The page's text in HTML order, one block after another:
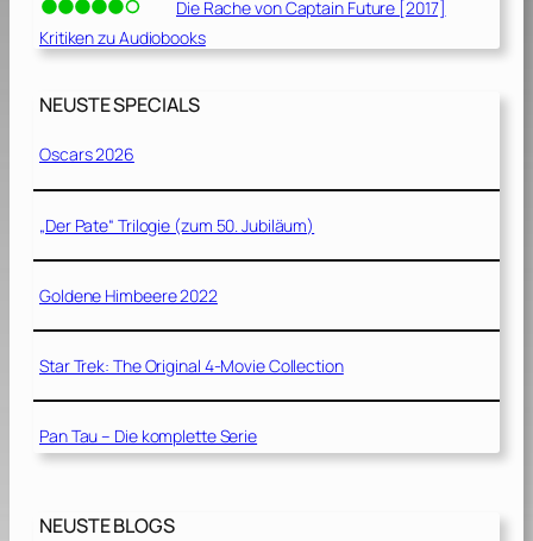
Die Rache von Captain Future [2017]
Kritiken zu Audiobooks
NEUSTE SPECIALS
Oscars 2026
„Der Pate“ Trilogie (zum 50. Jubiläum)
Goldene Himbeere 2022
Star Trek: The Original 4-Movie Collection
Pan Tau – Die komplette Serie
NEUSTE BLOGS